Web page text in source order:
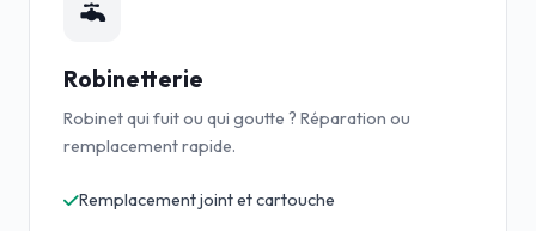
Robinetterie
Robinet qui fuit ou qui goutte ? Réparation ou
remplacement rapide.
Remplacement joint et cartouche